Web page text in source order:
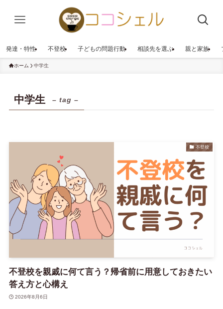
発達・特性 不登校 子どもの問題行動 相談先を選ぶ 親と家族
ホーム 中学生
中学生 – tag –
不登校
不登校を親戚に何て言う？帰省前に用意しておきたい
答え方と心構え
2026年8月6日